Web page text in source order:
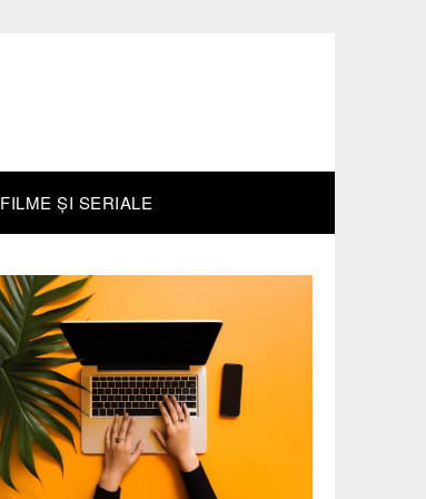
FILME ȘI SERIALE